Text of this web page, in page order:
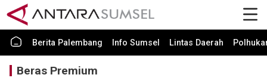
Berita Palembang Info Sumsel Lintas Daerah
Beras Premium